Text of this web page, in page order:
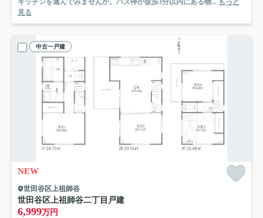
キッチンを選んでみませんか。バス停が徒歩3分以内にある物... もっと
見る
中古一戸建
NEW
世田谷区上祖師谷
世田谷区上祖師谷二丁目戸建
6,999万円